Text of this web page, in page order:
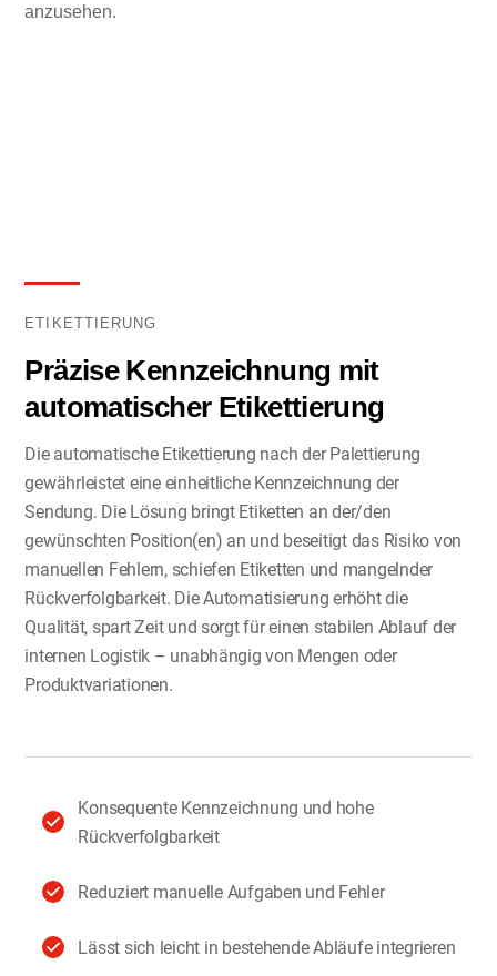
anzusehen.
ETIKETTIERUNG
Präzise Kennzeichnung mit
automatischer Etikettierung
Die automatische Etikettierung nach der Palettierung
gewährleistet eine einheitliche Kennzeichnung der
Sendung. Die Lösung bringt Etiketten an der/den
gewünschten Position(en) an und beseitigt das Risiko von
manuellen Fehlern, schiefen Etiketten und mangelnder
Rückverfolgbarkeit. Die Automatisierung erhöht die
Qualität, spart Zeit und sorgt für einen stabilen Ablauf der
internen Logistik – unabhängig von Mengen oder
Produktvariationen.
Konsequente Kennzeichnung und hohe
Rückverfolgbarkeit
Reduziert manuelle Aufgaben und Fehler
Lässt sich leicht in bestehende Abläufe integrieren